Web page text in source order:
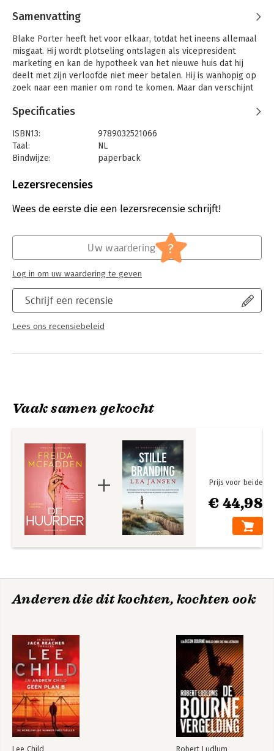
Samenvatting
Blake Porter heeft het voor elkaar, totdat het ineens allemaal
misgaat. Hij wordt plotseling ontslagen als vicepresident
marketing en kan de hypotheek van het nieuwe huis dat hij
deelt met zijn verloofde niet meer betalen. Hij is wanhopig op
zoek naar een manier om rond te komen. Maar dan verschijnt
naar een kamer. Ze is precies wat Blake zoekt. Of toch niet?
Want er is iets niet helemaal in de haak. De buren beginnen
Blake anders te behandelen. Hoe hard hij ook schrobt, zijn huis
ruikt naar verval. Vreemde geluiden houden hem 's nachts
geheimen kent...
Het gevaar schuilt in zijn eigen huis, en tegen de tijd dat Blake
dat beseft, is het al veel te laat. De val is al gezet.
'Als je van bloedstollende spanning houdt, móét je de boeken
van Freida McFadden lezen.' - Libelle
'Plot twist-queen Freida verdient echt een keer een kroon.' -
Maura, De Elburger Boekhandel
Specificaties
ISBN13:
9789032521066
Taal:
NL
Bindwijze:
paperback
Uitgever:
Verschijningsdatum:
16-10-2025
Thrillers en spanning
Lezersrecensies
Wees de eerste die een lezersrecensie schrijft!
Schrijf een recensie
Lees ons recensiebeleid
Uw waardering ?
Log in om uw waardering te geven
Vaak samen gekocht
€ 44,98
Prijs voor beide
Anderen die dit kochten, kochten ook
Lee Child Robert Ludlum